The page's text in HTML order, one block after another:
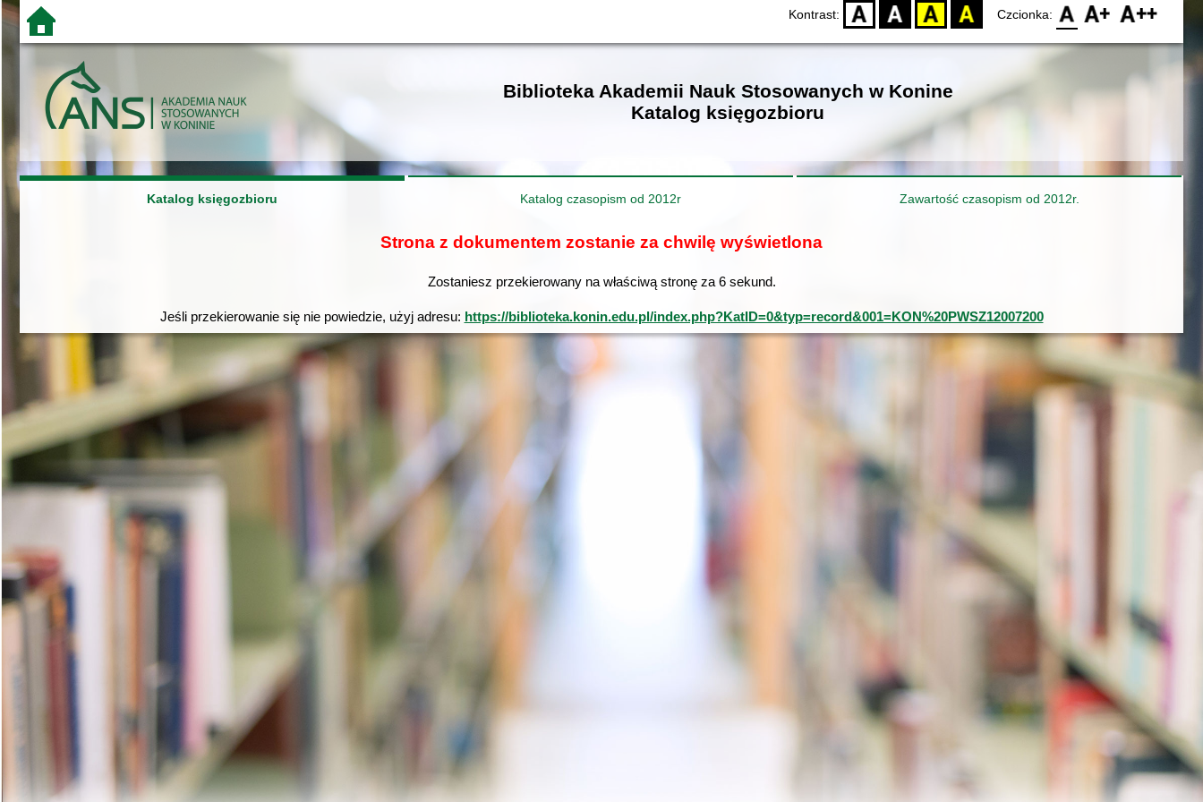
Kontrast: D BW YB BY Czcionka: F0 F1 F2
Biblioteka Akademii Nauk Stosowanych w Konine
Katalog księgozbioru
Katalog księgozbioru Katalog czasopism od 2012r Zawartość czasopism od 2012r.
Strona z dokumentem zostanie za chwilę wyświetlona
Zostaniesz przekierowany na właściwą stronę za 6sekund.
Jeśli przekierowanie się nie powiedzie, użyj adresu: https://biblioteka.konin.edu.pl/index.php?KatID=0&typ=record&001=KON%20PWSZ12007200